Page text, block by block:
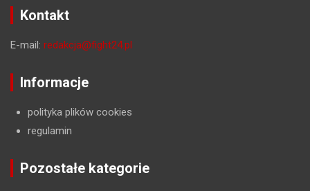
Kontakt
E-mail: redakcja@fight24.pl
Informacje
polityka plików cookies
regulamin
Pozostałe kategorie